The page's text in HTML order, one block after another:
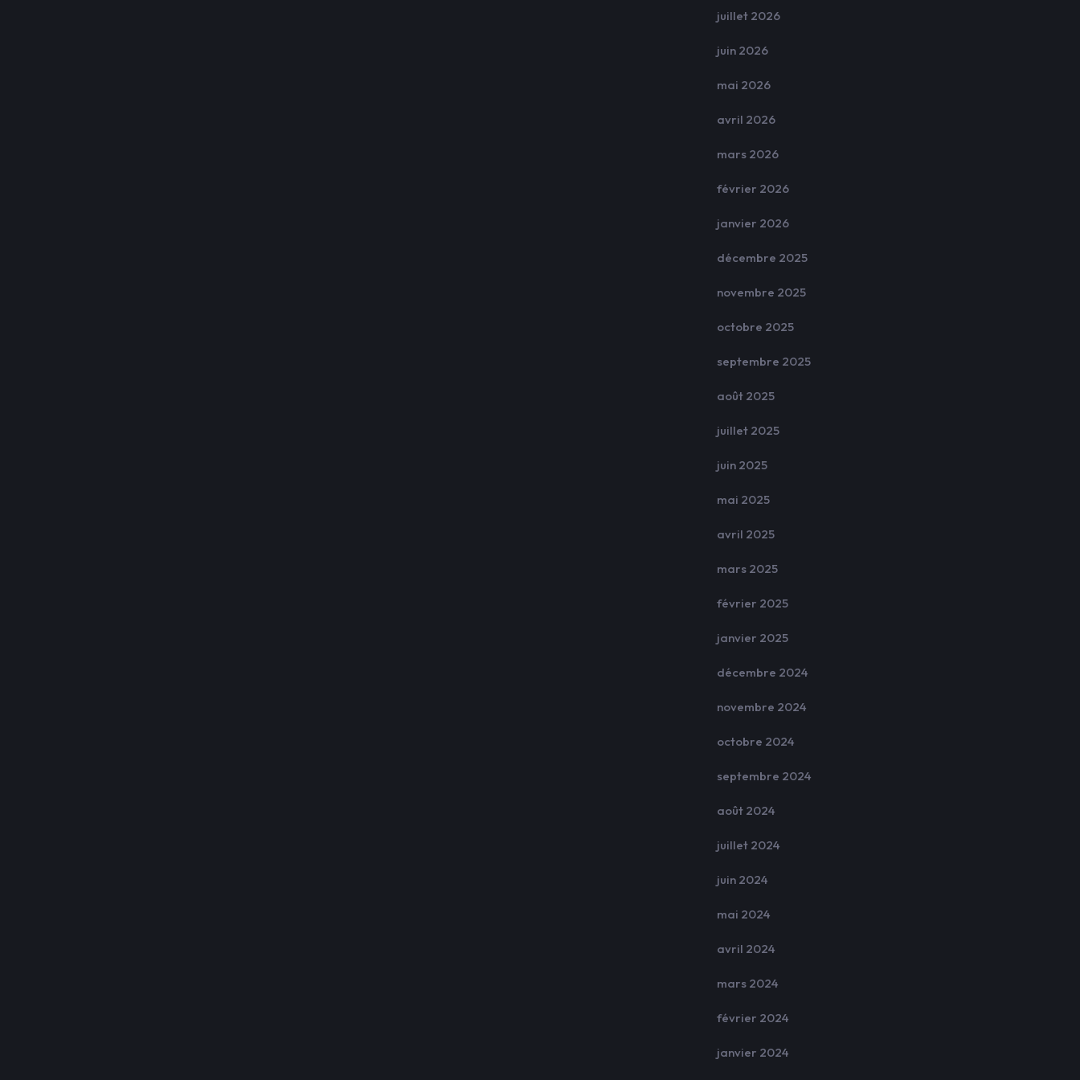
juillet 2026
juin 2026
mai 2026
avril 2026
mars 2026
février 2026
janvier 2026
décembre 2025
novembre 2025
octobre 2025
septembre 2025
août 2025
juillet 2025
juin 2025
mai 2025
avril 2025
mars 2025
février 2025
janvier 2025
décembre 2024
novembre 2024
octobre 2024
septembre 2024
août 2024
juillet 2024
juin 2024
mai 2024
avril 2024
mars 2024
février 2024
janvier 2024